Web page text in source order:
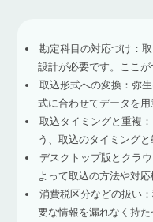
勘定科目の対応づけ：
設計が必要です。ここが
取込形式への変換：弥
式に合わせてデータを用
取込タイミングと重複
う、取込のタイミングと
デスクトップ版とクラ
よって取込の方法や対応
消費税区分などの扱い
要な情報を漏れなく持た